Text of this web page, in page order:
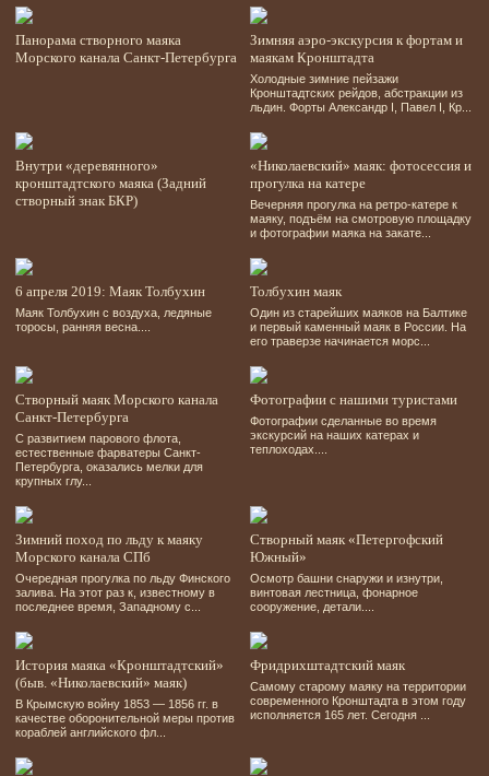
Панорама створного маяка
Морского канала Санкт-Петербурга
Зимняя аэро-экскурсия к фортам и
маякам Кронштадта
Холодные зимние пейзажи
Кронштадтских рейдов, абстракции из
льдин. Форты Александр І, Павел І, Кр...
Внутри «деревянного»
кронштадтского маяка (Задний
створный знак БКР)
«Николаевский» маяк: фотосессия и
прогулка на катере
Вечерняя прогулка на ретро-катере к
маяку, подъём на смотровую площадку
и фотографии маяка на закате...
6 апреля 2019: Маяк Толбухин
Маяк Толбухин с воздуха, ледяные
торосы, ранняя весна....
Толбухин маяк
Один из старейших маяков на Балтике
и первый каменный маяк в России. На
его траверзе начинается морс...
Створный маяк Морского канала
Санкт-Петербурга
С развитием парового флота,
естественные фарватеры Санкт-
Петербурга, оказались мелки для
крупных глу...
Фотографии с нашими туристами
Фотографии сделанные во время
экскурсий на наших катерах и
теплоходах....
Зимний поход по льду к маяку
Морского канала СПб
Очередная прогулка по льду Финского
залива. На этот раз к, известному в
последнее время, Западному с...
Створный маяк «Петергофский
Южный»
Осмотр башни снаружи и изнутри,
винтовая лестница, фонарное
сооружение, детали....
История маяка «Кронштадтский»
(быв. «Николаевский» маяк)
В Крымскую войну 1853 — 1856 гг. в
качестве оборонительной меры против
кораблей английского фл...
Фридрихштадтский маяк
Самому старому маяку на территории
современного Кронштадта в этом году
исполняется 165 лет. Сегодня ...